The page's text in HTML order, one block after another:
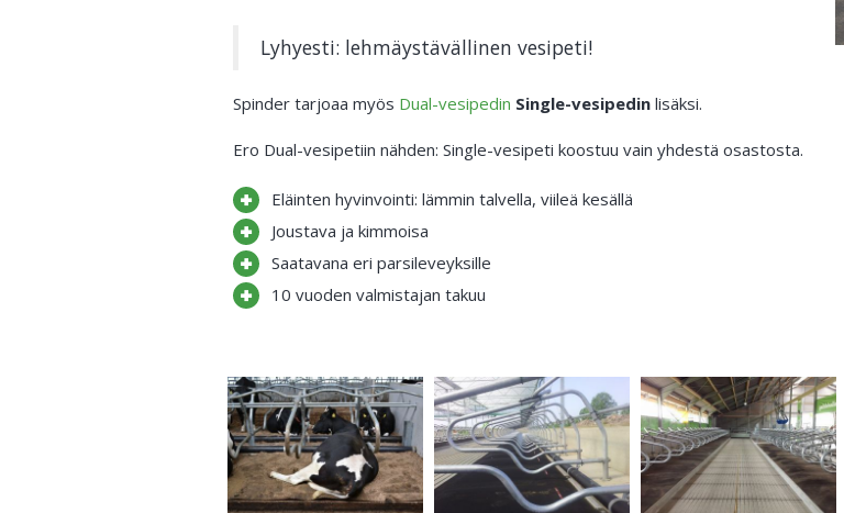
Lyhyesti: lehmäystävällinen vesipeti!
Spinder tarjoaa myös Dual-vesipedin Single-vesipedin lisäksi.
Ero Dual-vesipetiin nähden: Single-vesipeti koostuu vain yhdestä osastosta.
Eläinten hyvinvointi: lämmin talvella, viileä kesällä
Joustava ja kimmoisa
Saatavana eri parsileveyksille
10 vuoden valmistajan takuu